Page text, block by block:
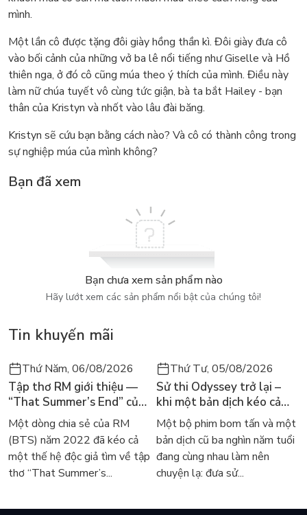
mình.
Một lần cô được tặng đôi giày hồng thần kì. Đôi giày đưa cô
vào bối cảnh của những vở ba lê nổi tiếng như Giselle và Hồ
thiên nga, ở đó cô cũng múa theo ý thích của mình. Điều này
làm nữ chúa tuyết vô cùng tức giận, bà ta bắt Hailey - bạn
thân của Kristyn và nhốt vào lâu đài băng.
Kristyn sẽ cứu bạn bằng cách nào? Và cô có thành công trong
sự nghiệp múa của mình không?
Bạn đã xem
Bạn chưa xem sản phẩm nào
Hãy lướt xem các sản phẩm nổi bật của chúng tôi!
Tin khuyến mãi
Thứ Năm, 06/08/2026
Tập thơ RM giới thiệu —
“That Summer’s End” của
Lee Seong-bok ra mắt bản
tiếng Anh sau 4 năm gây
sốt
Một dòng chia sẻ của RM
(BTS) năm 2022 đã kéo cả
một thế hệ độc giả tìm về tập
thơ “That Summer’s...
Thứ Tư, 05/08/2026
Sử thi Odyssey trở lại –
khi một bản dịch kéo cả
thế giới về với văn học
kinh điển
Một bộ phim bom tấn và một
bản dịch cũ ba nghìn năm tuổi
đang cùng nhau làm nên
chuyện lạ: đưa sử...